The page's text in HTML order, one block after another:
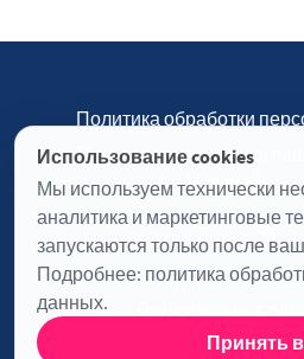
Использование cookies
Мы используем технически
аналитика и маркетинговые
запускаются только после
Подробнее: политика
данных.
Принять
Политика обработки
Пользовательское
Настройки
Журнал